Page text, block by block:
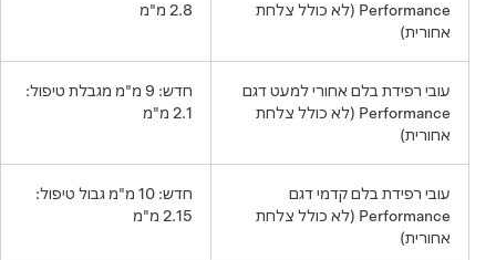
Performance (לא כולל צלחת
אחורית)
עובי רפידת בלם אחורי למעט דגם
Performance (לא כולל צלחת
אחורית)
חדש: 9 מ"מ מגבלת טיפול:
עובי רפידת בלם קדמי דגם
Performance (לא כולל צלחת
אחורית)
חדש: 10 מ"מ גבול טיפול:
2.15 מ"מ